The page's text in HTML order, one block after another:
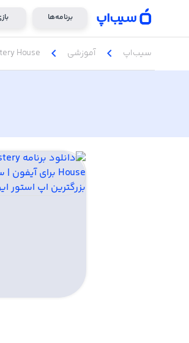
برنامه‌ها
سیب‌اپ chevron_left آموزشی chevron_left
House